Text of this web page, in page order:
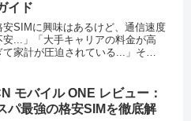
イド
安SIMに興味はあるけど、通信速度
安...」「大手キャリアの料金が高
て家計が圧迫されている...」そん
と手頃な料金を両立させた「日本
SIM」を実際に使っ...
モバイル ONE レビュー：
パ最強の格安SIMを徹底解